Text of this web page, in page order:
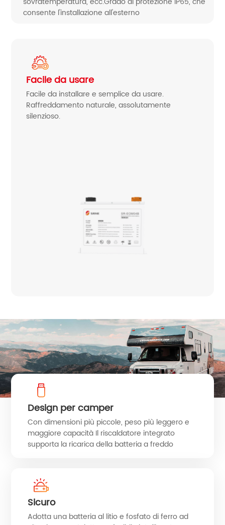
consente l'installazione all'esterno
Facile da usare
Facile da installare e semplice da usare.
Raffreddamento naturale, assolutamente
silenzioso.
Design per camper
Con dimensioni più piccole, peso più leggero e
maggiore capacità Il riscaldatore integrato
supporta la ricarica della batteria a freddo
Sicuro
Adotta una batteria al litio e fosfato di ferro ad